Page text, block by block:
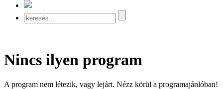
Nincs ilyen program
A program nem létezik, vagy lejárt. Nézz körül a programajánlóban!